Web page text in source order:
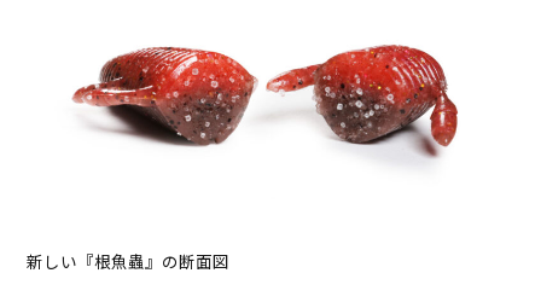
新しい『根魚蟲』の断面図